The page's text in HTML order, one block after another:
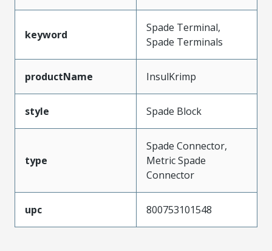
keyword
Spade Terminal,
Spade Terminals
productName InsulKrimp
style Spade Block
type
Spade Connector,
Metric Spade
Connector
upc 800753101548